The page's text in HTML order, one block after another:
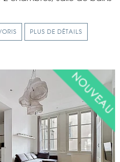
PLUS DE DÉTAILS